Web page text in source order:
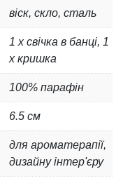
віск, скло, сталь
1 x свічка в банці, 1
x кришка
100% парафін
6.5 см
для ароматерапії,
дизайну інтер'єру